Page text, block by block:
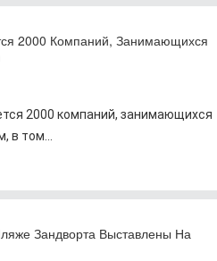
2000 Компаний, Занимающихся
2000 компаний, занимающихся
в том...
Зандворта Выставлены На